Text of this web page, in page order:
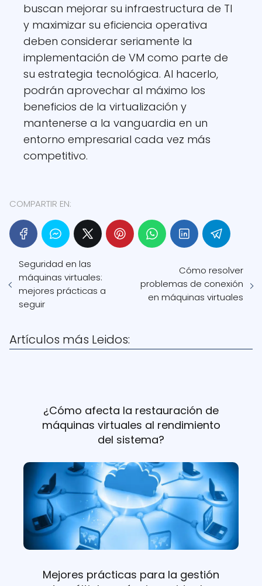
buscan mejorar su infraestructura de TI
y maximizar su eficiencia operativa
deben considerar seriamente la
implementación de VM como parte de
su estrategia tecnológica. Al hacerlo,
podrán aprovechar al máximo los
beneficios de la virtualización y
mantenerse a la vanguardia en un
entorno empresarial cada vez más
competitivo.
COMPARTIR EN:
Seguridad en las
máquinas virtuales:
mejores prácticas a
seguir
Cómo resolver
problemas de conexión
en máquinas virtuales
Artículos más Leidos:
¿Cómo afecta la restauración de
máquinas virtuales al rendimiento
del sistema?
Mejores prácticas para la gestión